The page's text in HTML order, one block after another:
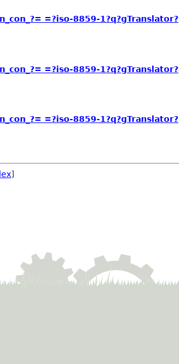
=?iso-8859-1?q?gTranslator?
=?iso-8859-1?q?gTranslator?
=?iso-8859-1?q?gTranslator?
]